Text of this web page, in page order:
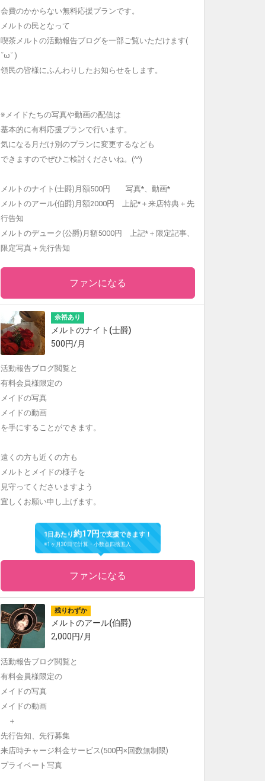
会費のかからない無料応援プランです。
メルトの民となって
喫茶メルトの活動報告ブログを一部ご覧いただけます(
˘ω˘ )
領民の皆様にふんわりしたお知らせをします。
※メイドたちの写真や動画の配信は
基本的に有料応援プランで行います。
気になる月だけ別のプランに変更するなども
できますのでぜひご検討くださいね。(^^)
メルトのナイト(士爵)月額500円 写真*、動画*
メルトのアール(伯爵)月額2000円 上記*＋来店特典＋先
行告知
メルトのデューク(公爵)月額5000円 上記*＋限定記事、
限定写真＋先行告知
ファンになる
余裕あり
メルトのナイト(士爵)
500円/月
活動報告ブログ閲覧と
有料会員様限定の
メイドの写真
メイドの動画
を手にすることができます。
遠くの方も近くの方も
メルトとメイドの様子を
見守ってくださいますよう
宜しくお願い申し上げます。
1日あたり約17円で支援できます！
※1ヶ月30日で計算・小数点四捨五入
ファンになる
残りわずか
メルトのアール(伯爵)
2,000円/月
活動報告ブログ閲覧と
有料会員様限定の
メイドの写真
メイドの動画
＋
先行告知、先行募集
来店時チャージ料金サービス(500円×回数無制限)
プライベート写真